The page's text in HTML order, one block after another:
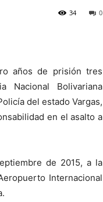
0
34
años de prisión tres
Nacional Bolivariana
del estado Vargas,
en el asalto a
de 2015, a la
Internacional